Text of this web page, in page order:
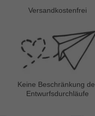
Versandkostenfrei
Keine Beschränkung
Entwurfsdurchläufe